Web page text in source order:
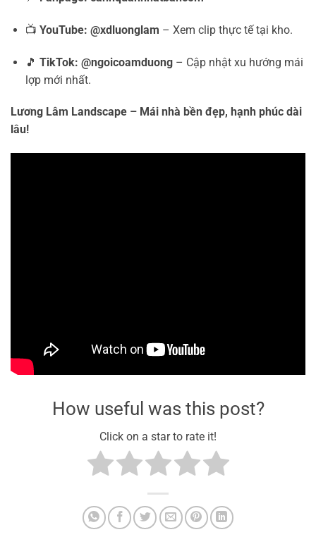
📺 YouTube: @xdluonglam – Xem clip thực tế tại kho.
🎵 TikTok: @ngoicoamduong– Cập nhật xu hướng mái
lợp mới nhất.
Lương Lâm Landscape – Mái nhà bền đẹp, hạnh phúc dài
lâu!
How useful was this post?
Click on a star to rate it!